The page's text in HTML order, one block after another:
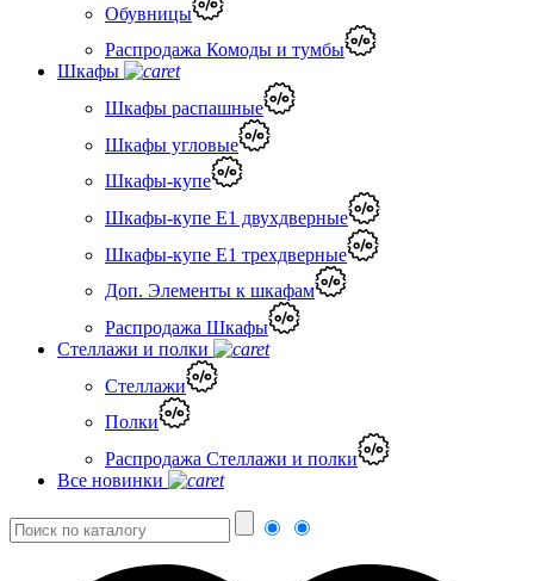
Обувницы
Распродажа Комоды и тумбы
Шкафы
Шкафы распашные
Шкафы угловые
Шкафы-купе
Шкафы-купе Е1 двухдверные
Шкафы-купе Е1 трехдверные
Доп. Элементы к шкафам
Распродажа Шкафы
Стеллажи и полки
Стеллажи
Полки
Распродажа Стеллажи и полки
Все новинки